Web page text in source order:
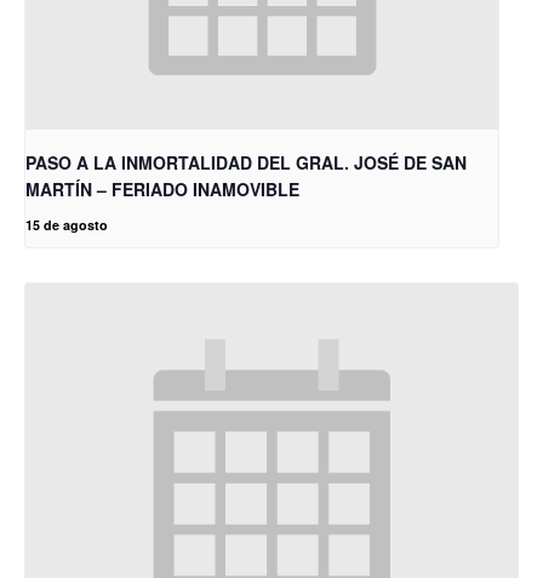
PASO A LA INMORTALIDAD DEL GRAL. JOSÉ DE SAN
MARTÍN – FERIADO INAMOVIBLE
15 de agosto